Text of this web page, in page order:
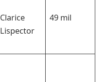
Clarice
Lispector
49 mil